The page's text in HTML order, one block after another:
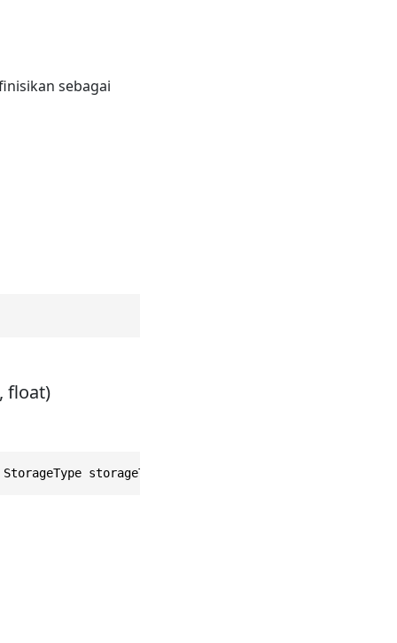
sebagai
float)
storageType, string name, string uid,